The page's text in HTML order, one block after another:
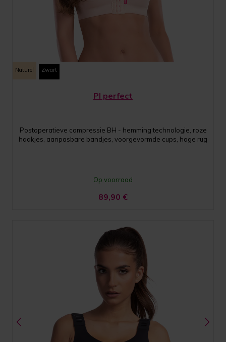
Naturel Zwart
PI perfect
Postoperatieve compressie BH - hemming technologie, roze
haakjes, aanpasbare bandjes, voorgevormde cups, hoge rug
Op voorraad
89,90 €